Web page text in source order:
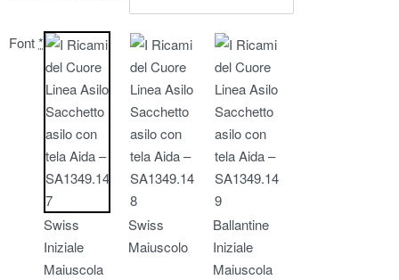
Font*
Swiss
Iniziale
Maiuscola
Swiss
Maiuscolo
Ballantine
Iniziale
Maiuscola